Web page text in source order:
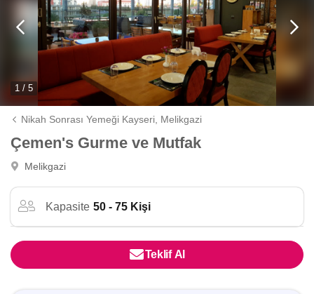
1 / 5
Nikah Sonrası Yemeği Kayseri, Melikgazi
Çemen's Gurme ve Mutfak
Melikgazi
Kapasite 50 - 75 Kişi
Teklif Al